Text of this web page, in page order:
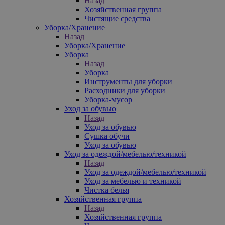
Хозяйственная группа
Чистящие средства
Уборка/Хранение
Назад
Уборка/Хранение
Уборка
Назад
Уборка
Инструменты для уборки
Расходники для уборки
Уборка-мусор
Уход за обувью
Назад
Уход за обувью
Сушка обучи
Уход за обувью
Уход за одеждой/мебелью/техникой
Назад
Уход за одеждой/мебелью/техникой
Уход за мебелью и техникой
Чистка белья
Хозяйственная группа
Назад
Хозяйственная группа